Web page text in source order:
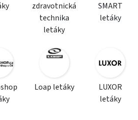
zdravotnická
technika
letáky
SMART
letáky
Loap letáky
LUXOR
letáky